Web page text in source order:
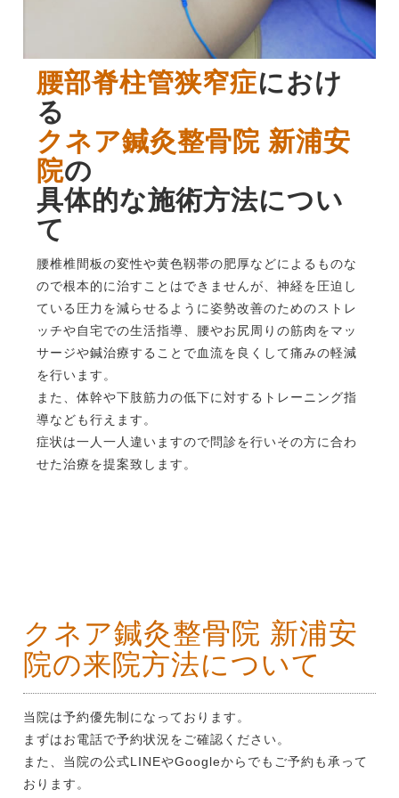
腰部脊柱管狭窄症におけ
る
クネア鍼灸整骨院 新浦安
院の
具体的な施術方法につい
て
腰椎椎間板の変性や黄色靱帯の肥厚などによるものな
ので根本的に治すことはできませんが、神経を圧迫し
ている圧力を減らせるように姿勢改善のためのストレ
ッチや自宅での生活指導、腰やお尻周りの筋肉をマッ
サージや鍼治療することで血流を良くして痛みの軽減
を行います。
また、体幹や下肢筋力の低下に対するトレーニング指
導なども行えます。
症状は一人一人違いますので問診を行いその方に合わ
せた治療を提案致します。
クネア鍼灸整骨院 新浦安
院の来院方法について
当院は予約優先制になっております。
まずはお電話で予約状況をご確認ください。
また、当院の公式LINEやGoogleからでもご予約も承って
おります。